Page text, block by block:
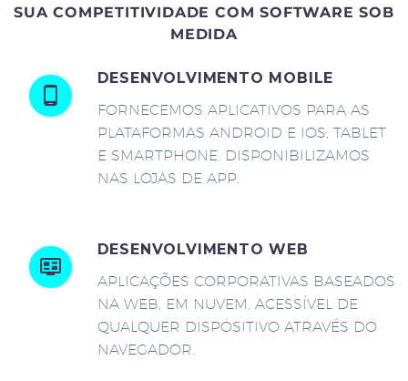
SUA COMPETITIVIDADE COM SOFTWARE SOB
MEDIDA
DESENVOLVIMENTO MOBILE
FORNECEMOS APLICATIVOS PARA AS
PLATAFORMAS ANDROID E IOS, TABLET
E SMARTPHONE. DISPONIBILIZAMOS
NAS LOJAS DE APP.
DESENVOLVIMENTO WEB
APLICAÇÕES CORPORATIVAS BASEADOS
NA WEB, EM NUVEM, ACESSÍVEL DE
QUALQUER DISPOSITIVO ATRAVÉS DO
NAVEGADOR.